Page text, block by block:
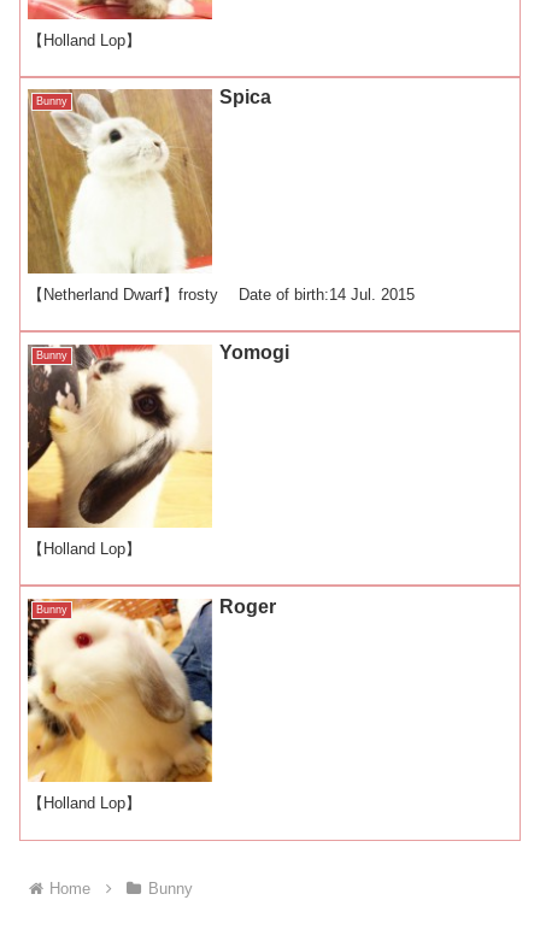
【Holland Lop】
Bunny Spica
【Netherland Dwarf】frosty Date of birth:14 Jul. 2015
Bunny Yomogi
【Holland Lop】
Bunny Roger
【Holland Lop】
Home Bunny